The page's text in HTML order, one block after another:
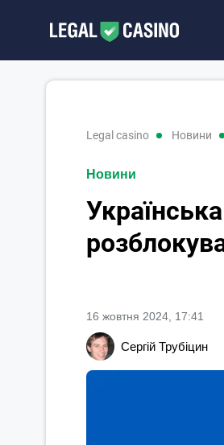
legal casino новини
Новини
16 жовтня 2024, 17:41
Сергій Трубіцин